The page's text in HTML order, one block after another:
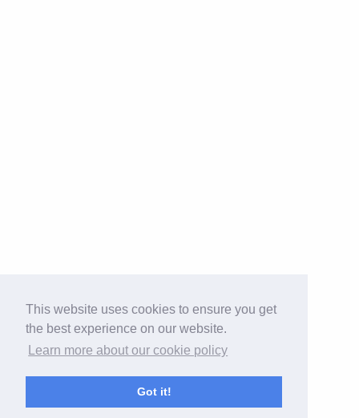
This website uses cookies to ensure you get
the best experience on our website.
Learn more about our cookie policy
Got it!